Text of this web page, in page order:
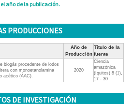
año de la publicación.
PRODUCCIONES
Año de
Producción
Título de la
fuente
biogás procedente de lodos
con monoetanolamina
acético (ÁAC).
2020
Ciencia
amazónica
(Iquitos) 8 (1),
17 - 30
DE INVESTIGACIÓN